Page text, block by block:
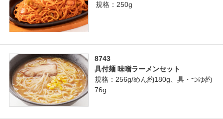
規格：250g
8743
具付麺 味噌ラーメンセット
規格：256g/めん約180g、具・つゆ約
76g